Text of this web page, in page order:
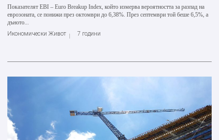
Показателят EBI – Euro Breakup Index, който измерва вероятността за разпад на
еврозоната, се понижи през октомври до 6,38%. През септември той беше 6,5%, а
дъното...
Икономически Живот
7 години